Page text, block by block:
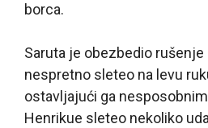
borca.
Saruta je obezbedio rušenje
nespretno sleteo na levu
ostavljajući ga
Henrikue sleteo nekoliko